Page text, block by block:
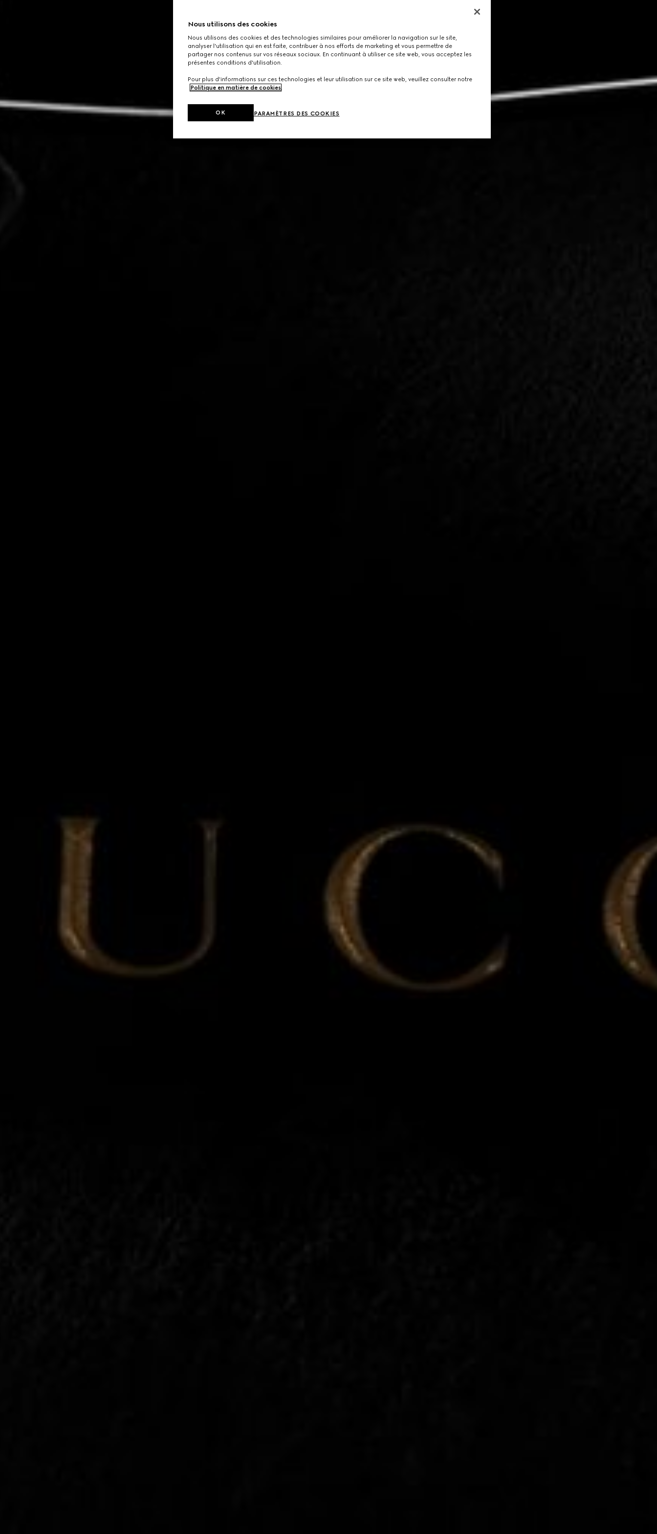
Nous utilisons des cookies
Nous utilisons des cookies et des technologies similaires pour améliorer la navigation sur le site,
analyser l'utilisation qui en est faite, contribuer à nos efforts de marketing et vous permettre de
partager nos contenus sur vos réseaux sociaux. En continuant à utiliser ce site web, vous acceptez les
présentes conditions d'utilisation.
Pour plus d'informations sur ces technologies et leur utilisation sur ce site web, veuillez consulter notre
Politique en matière de cookies.
PARAMÈTRES DES COOKIES
OK